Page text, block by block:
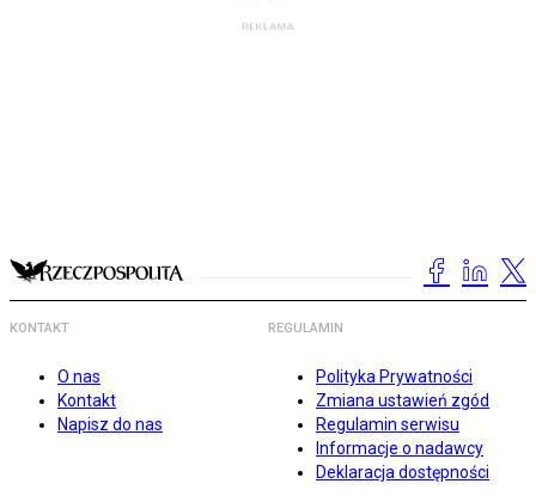
KONTAKT
O nas
Kontakt
Napisz do nas
REGULAMIN
Polityka Prywatności
Zmiana ustawień zgód
Regulamin serwisu
Informacje o nadawcy
Deklaracja dostępności